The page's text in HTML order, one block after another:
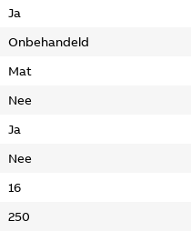
Ja
Onbehandeld
Mat
Nee
Ja
Nee
16
250